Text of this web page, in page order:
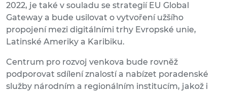
2022, je také v souladu se strategií EU Global
Gateway a bude usilovat o vytvoření užšího
propojení mezi digitálními trhy Evropské unie,
Latinské Ameriky a Karibiku.
Centrum pro rozvoj venkova bude rovněž
podporovat sdílení znalostí a nabízet poradenské
služby národním a regionálním institucím, jakož i